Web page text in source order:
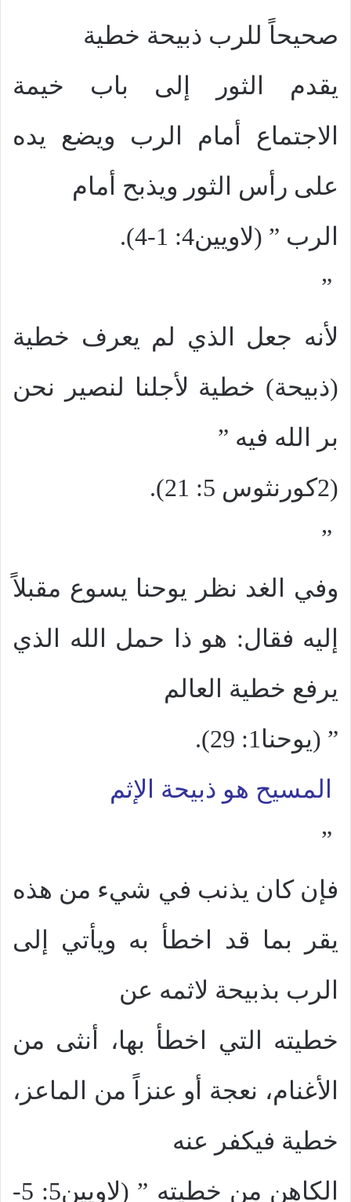
صحيحاً للرب ذبيحة خطية
يقدم الثور إلى باب خيمة
الاجتماع أمام الرب ويضع يده
على رأس الثور ويذبح أمام
الرب ” (لاويين4: 1-4).
”
لأنه جعل الذي لم يعرف خطية
(ذبيحة) خطية لأجلنا لنصير نحن
بر الله فيه ”
(2كورنثوس 5: 21).
”
وفي الغد نظر يوحنا يسوع مقبلاً
إليه فقال: هو ذا حمل الله الذي
يرفع خطية العالم
” (يوحنا1: 29).
المسيح هو ذبيحة الإثم
”
فإن كان يذنب في شيء من هذه
يقر بما قد اخطأ به ويأتي إلى
الرب بذبيحة لاثمه عن
خطيته التي اخطأ بها، أنثى من
الأغنام، نعجة أو عنزاً من الماعز،
خطية فيكفر عنه
الكاهن من خطيته ” (لاويين5: 5-